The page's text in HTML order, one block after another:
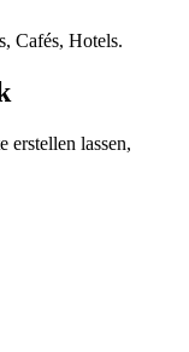
Cafés, Hotels.
erstellen lassen,